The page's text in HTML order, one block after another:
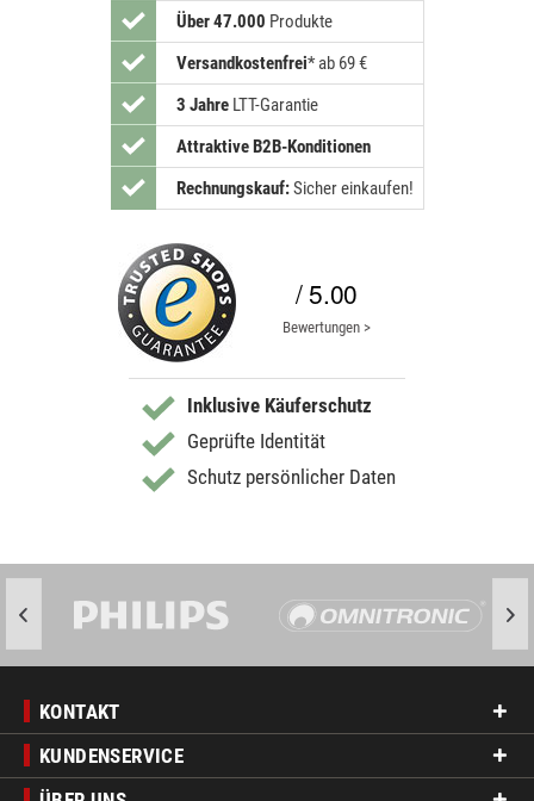
Über 47.000 Produkte
Versandkostenfrei* ab 69 €
3 JahreLTT-Garantie
Attraktive B2B-Konditionen
Rechnungskauf:Sicher einkaufen!
/ 5.00
Bewertungen >
Inklusive Käuferschutz
Geprüfte Identität
Schutz persönlicher Daten
KONTAKT
KUNDENSERVICE